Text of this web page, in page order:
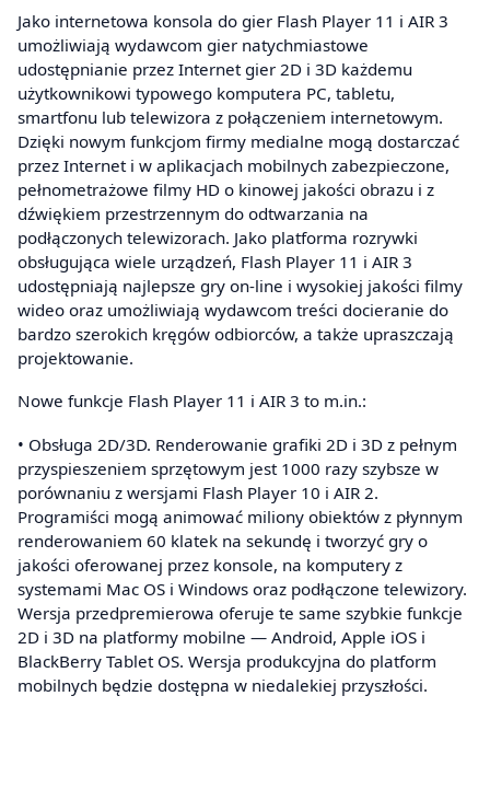
Jako internetowa konsola do gier Flash Player 11 i AIR 3
umożliwiają wydawcom gier natychmiastowe
udostępnianie przez Internet gier 2D i 3D każdemu
użytkownikowi typowego komputera PC, tabletu,
smartfonu lub telewizora z połączeniem internetowym.
Dzięki nowym funkcjom firmy medialne mogą dostarczać
przez Internet i w aplikacjach mobilnych zabezpieczone,
pełnometrażowe filmy HD o kinowej jakości obrazu i z
dźwiękiem przestrzennym do odtwarzania na
podłączonych telewizorach. Jako platforma rozrywki
obsługująca wiele urządzeń, Flash Player 11 i AIR 3
udostępniają najlepsze gry on-line i wysokiej jakości filmy
wideo oraz umożliwiają wydawcom treści docieranie do
bardzo szerokich kręgów odbiorców, a także upraszczają
projektowanie.
Nowe funkcje Flash Player 11 i AIR 3 to m.in.:
• Obsługa 2D/3D. Renderowanie grafiki 2D i 3D z pełnym
przyspieszeniem sprzętowym jest 1000 razy szybsze w
porównaniu z wersjami Flash Player 10 i AIR 2.
Programiści mogą animować miliony obiektów z płynnym
renderowaniem 60 klatek na sekundę i tworzyć gry o
jakości oferowanej przez konsole, na komputery z
systemami Mac OS i Windows oraz podłączone telewizory.
Wersja przedpremierowa oferuje te same szybkie funkcje
2D i 3D na platformy mobilne — Android, Apple iOS i
BlackBerry Tablet OS. Wersja produkcyjna do platform
mobilnych będzie dostępna w niedalekiej przyszłości.